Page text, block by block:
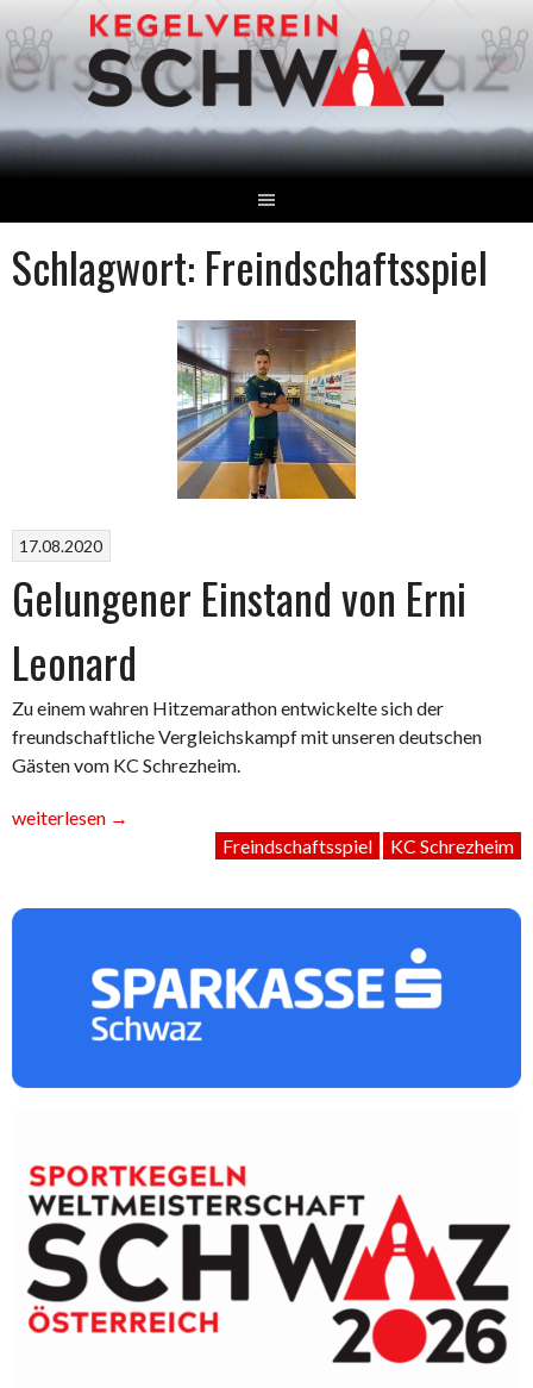
zum
Inhalt
Schlagwort: Freindschaftsspiel
17.08.2020
Gelungener Einstand von Erni
Leonard
Zu einem wahren Hitzemarathon entwickelte sich der
freundschaftliche Vergleichskampf mit unseren deutschen
Gästen vom KC Schrezheim.
„Gelungener
weiterlesen →
Freindschaftsspiel
KC Schrezheim